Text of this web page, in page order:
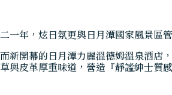
二一年，炫日氛更與日月潭國家風景區
而新開幕的日月潭力麗溫德姆溫泉酒店
草與皮革厚重味道，營造『靜謐紳士質感